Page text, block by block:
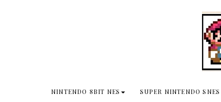
NINTENDO 8BIT NES SUPER NINTENDO SNES